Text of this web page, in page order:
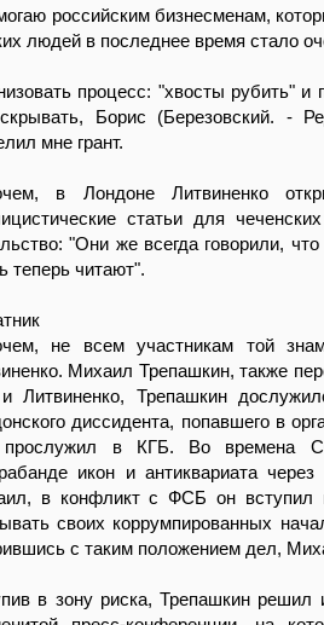
российским бизнесменам,
людей в последнее время стало
процесс: "хвосты рубить"
Борис (Березовский. -
мне грант.
в Лондоне Литвиненко
статьи для
"Они же всегда говорили,
теперь читают".
не всем участникам той
Михаил Трепашкин, также
Литвиненко, Трепашкин
диссидента, попавшего в
прослужил в КГБ. Во времена
икон и антиквариата
в конфликт с ФСБ он вступил
своих коррумпированных
с таким положением дел,
в зону риска, Трепашкин